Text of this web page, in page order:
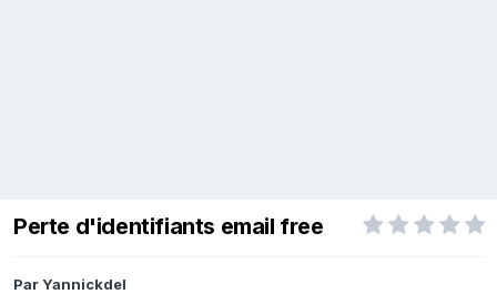
Perte d'identifiants email free
ParYannickdel